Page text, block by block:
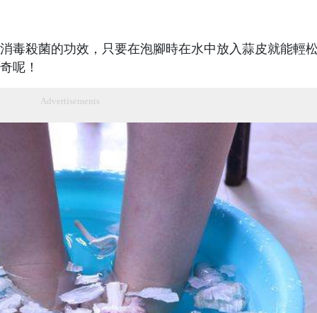
毒殺菌的功效，只要在泡腳時在水中放入蒜皮就能輕
呢！
Advertisements